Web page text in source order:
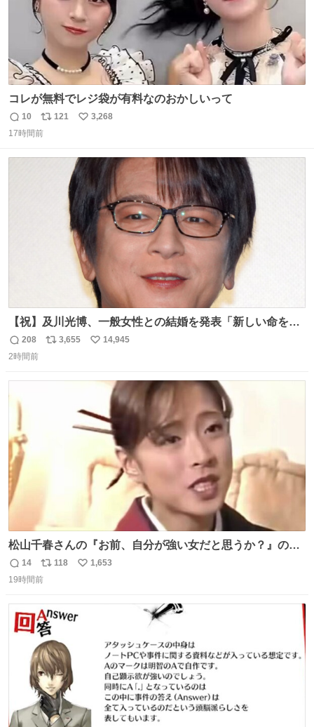
コレが無料でレジ袋が有料なのおかしいって
返
信
10
リ
ポ
121
い
数
3,268
17時間前
【祝】及川光博、一般女性との結婚を発表「新しい命を授
かっております」 news.livedoor.com/lite/article_d…
「私、及川光博はこの度、交際しておりました方と入籍い
も変わらず俳優として、ミッチーとして、努力し精進して
参ります」とつづった。
返
信
208
リ
3,655
い
14,945
2時間前
松山千春さんの『お前、自分が強い女だと思うか？』の一
言で… 中森明菜さんが思わず本音をこぼす瞬間😭
返
信
14
リ
ポ
ト
数
118
い
数
1,653
19時間前